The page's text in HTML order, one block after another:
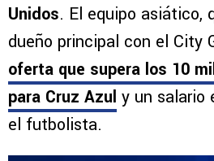
Unidos. El equipo asiático,
dueño principal con el City
oferta que supera los 10
para Cruz Azul y un salario
el futbolista.